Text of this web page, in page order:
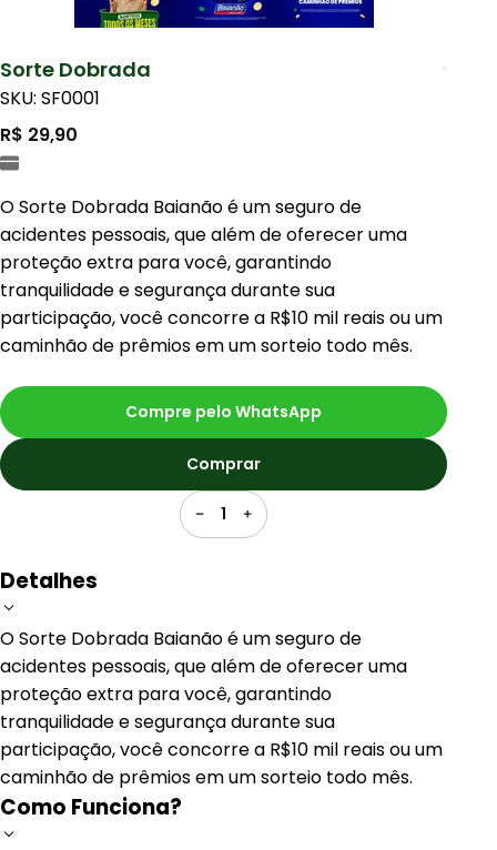
Sorte Dobrada
SKU: SF0001
R$ 29,90
O Sorte Dobrada Baianão é um seguro de
acidentes pessoais, que além de oferecer uma
proteção extra para você, garantindo
tranquilidade e segurança durante sua
participação, você concorre a R$10 mil reais ou um
caminhão de prêmios em um sorteio todo mês.
1
Comprar
Compre pelo WhatsApp
Detalhes
O Sorte Dobrada Baianão é um seguro de
acidentes pessoais, que além de oferecer uma
proteção extra para você, garantindo
tranquilidade e segurança durante sua
participação, você concorre a R$10 mil reais ou um
caminhão de prêmios em um sorteio todo mês.
Como Funciona?